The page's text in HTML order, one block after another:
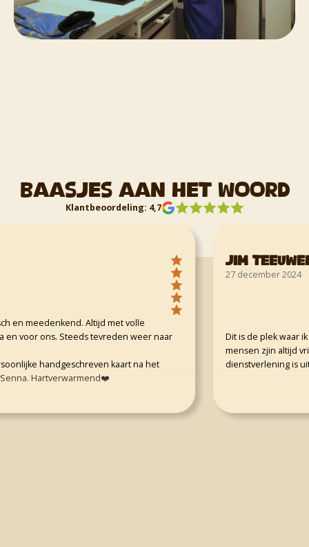
Baasjes aan het woord
Klantbeoordeling: 4,7
Altijd met volle
ons. Steeds tevreden weer naar
handgeschreven kaart na het
Hartverwarmend❤️
Jim Teeuwen
27 december 2024
Dit is de plek waar ik
mensen zjin altijd
dienstverlening is